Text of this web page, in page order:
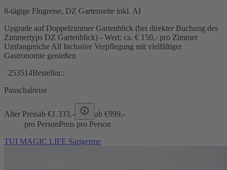
8-tägige Flugreise, DZ Gartenseite inkl. AI
Upgrade auf Doppelzimmer Gartenblick (bei direkter Buchung des
Zimmertyps DZ Gartenblick) - Wert: ca. € 150,- pro Zimmer
Umfangreiche All Inclusive Verpflegung mit vielfältiger
Gastronomie genießen
253514Bestellnr.:
Pauschalreise
Alter Preisab €1.333,- ab €999,-
pro PersonPreis pro Person
TUI MAGIC LIFE Sarigerme